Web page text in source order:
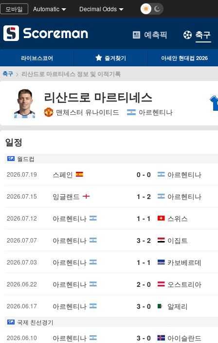
모바일 Automatic Decimal Odds
예측픽 축구
라이브스코어 즐겨찾기 아세안 현대컵 2026
축구 > 리산드로 마르티네스 정보 및 이적기록
리산드로 마르티네스
맨체스터 유나이티드 아르헨티나
일정
월드컵
2026.07.19
스페인 0 - 0 아르헨티나
2026.07.15 잉글랜드 1 - 2 아르헨티나
2026.07.12 아르헨티나 1 - 1 스위스
2026.07.07 아르헨티나 3 - 2 이집트
2026.07.03 아르헨티나 1 - 1 카보베르데
2026.06.22 아르헨티나 2 - 0 오스트리아
2026.06.17 아르헨티나 3 - 0 알제리
국제 친선경기
2026.06.10
아르헨티나 3 - 0 아이슬란드